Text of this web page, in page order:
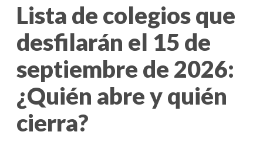
Lista de colegios que
desfilarán el 15 de
septiembre de 2026:
¿Quién abre y quién
cierra?